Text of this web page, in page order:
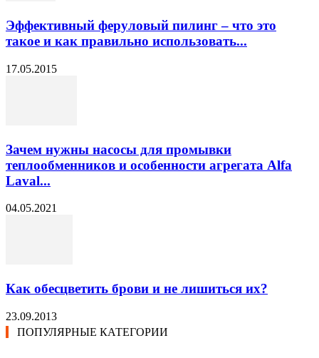
Эффективный феруловый пилинг – что это
такое и как правильно использовать...
17.05.2015
Зачем нужны насосы для промывки
теплообменников и особенности агрегата Alfa
Laval...
04.05.2021
Как обесцветить брови и не лишиться их?
23.09.2013
ПОПУЛЯРНЫЕ КАТЕГОРИИ